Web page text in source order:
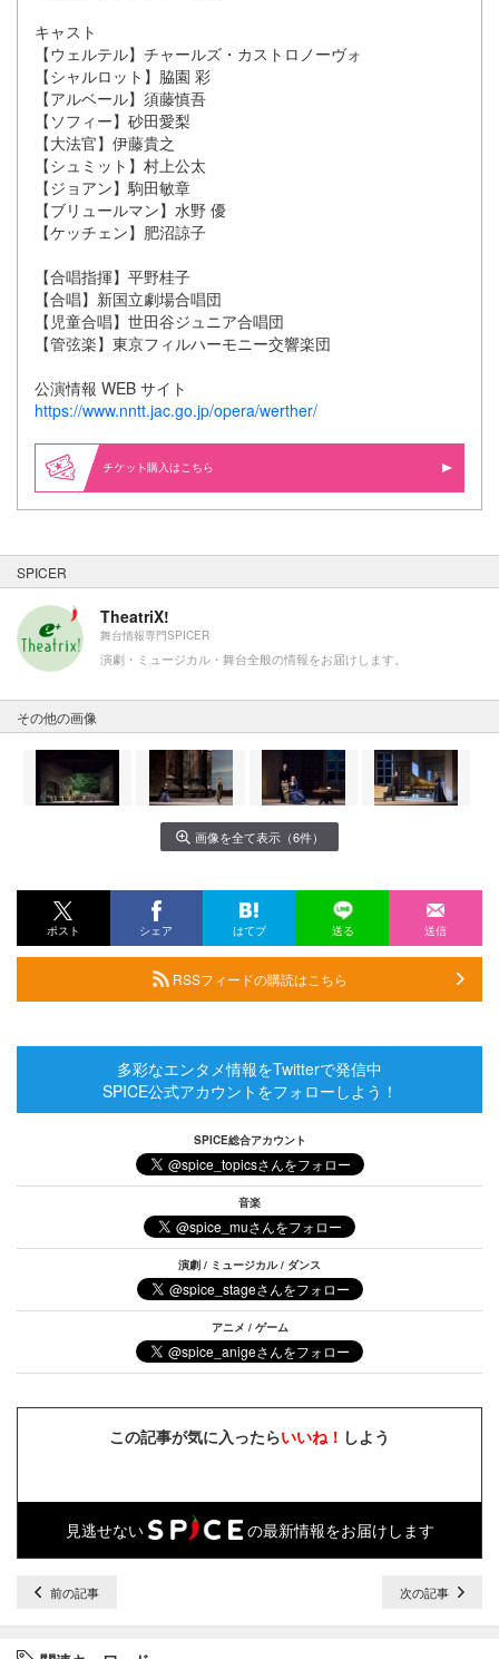
キャスト
【ウェルテル】チャールズ・カストロノーヴォ
【シャルロット】脇園 彩
【アルベール】須藤慎吾
【ソフィー】砂田愛梨
【大法官】伊藤貴之
【シュミット】村上公太
【ジョアン】駒田敏章
【ブリュールマン】水野 優
【ケッチェン】肥沼諒子
【合唱指揮】平野桂子
【合唱】新国立劇場合唱団
【児童合唱】世田谷ジュニア合唱団
【管弦楽】東京フィルハーモニー交響楽団
公演情報 WEB サイト
https://www.nntt.jac.go.jp/opera/werther/
購入はこちら
SPICER
TheatriX!
舞台情報専門SPICER
演劇・ミュージカル・舞台全般の情報をお届けします。
その他の画像
画像を全て表示（6件）
ポスト シェア はてブ 送る 送信
RSSフィードの購読はこちら
多彩なエンタメ情報をTwitterで発信中
SPICE公式アカウントをフォローしよう！
SPICE総合アカウント
音楽
演劇 / ミュージカル / ダンス
アニメ / ゲーム
この記事が気に入ったらいいね！ しよう
見逃せない の最新情報をお届けします
前の記事 次の記事